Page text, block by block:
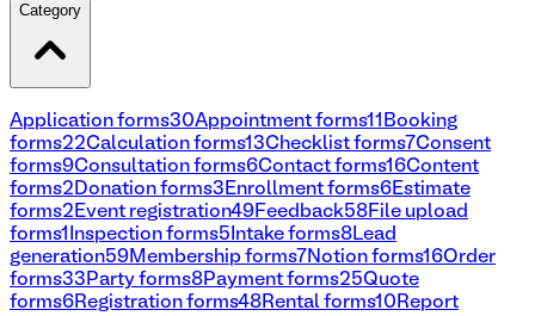
Category
Application forms30Appointment forms11 Booking
forms22Calculation forms13Checklist forms7Consent
forms9Consultation forms6Contact forms16Content
forms2 Donation forms3 Enrollment forms6 Estimate
forms2 Event registration49 Feedback58 File upload
forms1 Inspection forms5 Intake forms8 Lead
generation59 Membership forms7 Notion forms16Order
forms33 Party forms8 Payment forms25Quote
forms6 Registration forms48 Rental forms10 Report